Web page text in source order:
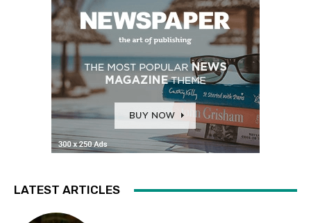
LATEST ARTICLES